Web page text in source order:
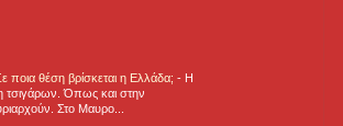
ποια θέση βρίσκεται η Ελλάδα; - Η
Όπως και στην
Στο Μαυρο...